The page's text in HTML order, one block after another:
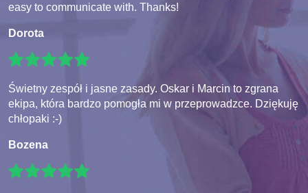
easy to communicate with. Thanks!
Dorota
Świetny zespół i jasne zasady. Oskar i Marcin to zgrana
ekipa, która bardzo pomogła mi w przeprowadzce. Dziękuję
chłopaki :-)
Bozena